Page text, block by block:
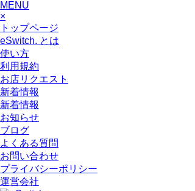
MENU
×
トップページ
eSwitch. とは
使い方
利用規約
お店リクエスト
新着情報
新着情報
お知らせ
ブログ
よくある質問
お問い合わせ
プライバシーポリシー
運営会社